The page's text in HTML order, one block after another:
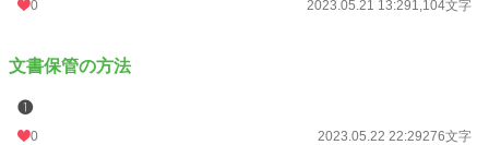
0 2023.05.21 13:291,104文字
文書保管の方法
❶
0 2023.05.22 22:29276文字